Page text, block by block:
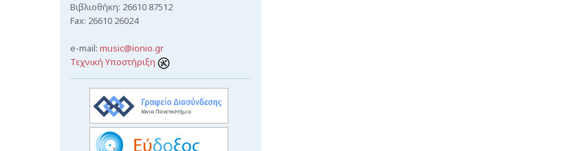
Βιβλιοθήκη: 26610 87512
Fax: 26610 26024
e-mail: music@ionio.gr
Τεχνική Υποστήριξη